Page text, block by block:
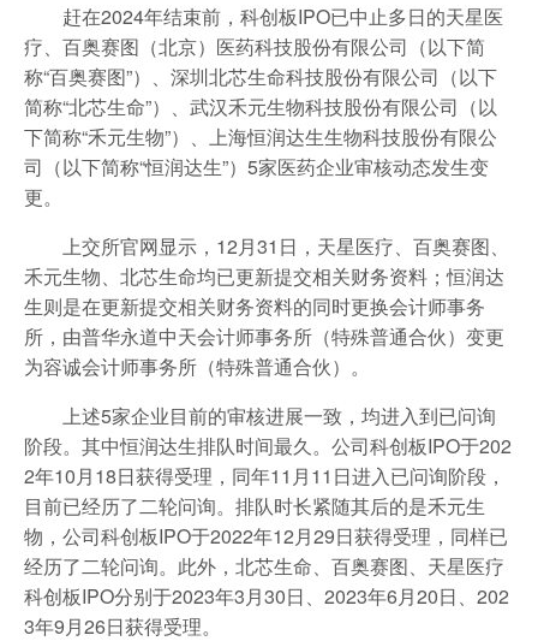
赶在2024年结束前，科创板IPO已中止多日的天星医
疗、百奥赛图（北京）医药科技股份有限公司（以下简
称“百奥赛图”）、深圳北芯生命科技股份有限公司（以下
简称“北芯生命”）、武汉禾元生物科技股份有限公司（以
下简称“禾元生物”）、上海恒润达生生物科技股份有限公
司（以下简称“恒润达生”）5家医药企业审核动态发生变
更。
上交所官网显示，12月31日，天星医疗、百奥赛图、
禾元生物、北芯生命均已更新提交相关财务资料；恒润达
生则是在更新提交相关财务资料的同时更换会计师事务
所，由普华永道中天会计师事务所（特殊普通合伙）变更
为容诚会计师事务所（特殊普通合伙）。
上述5家企业目前的审核进展一致，均进入到已问询
阶段。其中恒润达生排队时间最久。公司科创板IPO于202
2年10月18日获得受理，同年11月11日进入已问询阶段，
目前已经历了二轮问询。排队时长紧随其后的是禾元生
物，公司科创板IPO于2022年12月29日获得受理，同样已
经历了二轮问询。此外，北芯生命、百奥赛图、天星医疗
科创板IPO分别于2023年3月30日、2023年6月20日、202
3年9月26日获得受理。